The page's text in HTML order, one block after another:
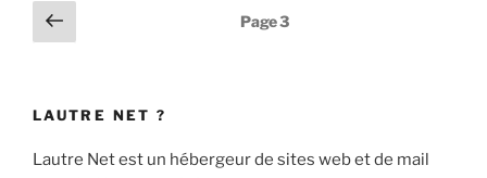
Pagination
des
Page
précédente
Page3
LAUTRE NET ?
Lautre Net est un hébergeur de sites web et de mail